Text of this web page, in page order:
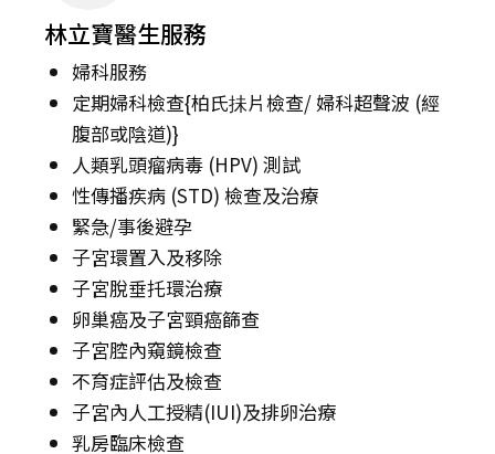
林立寶醫生服務
婦科服務
定期婦科檢查{柏氏抺片檢查/ 婦科超聲波 (經
腹部或陰道)}
人類乳頭瘤病毒 (HPV) 測試
性傳播疾病 (STD) 檢查及治療
緊急/事後避孕
子宮環置入及移除
子宮脫垂托環治療
卵巢癌及子宮頸癌篩查
子宮腔內窺鏡檢查
不育症評估及檢查
子宮內人工授精(IUI)及排卵治療
乳房臨床檢查